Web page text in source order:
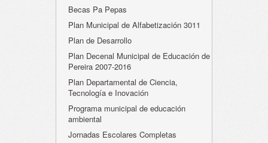
Becas Pa Pepas
Plan Municipal de Alfabetización 3011
Plan de Desarrollo
Plan Decenal Municipal de Educación de
Pereira 2007-2016
Plan Departamental de Ciencia,
Tecnología e Inovación
Programa municipal de educación
ambiental
Jornadas Escolares Completas